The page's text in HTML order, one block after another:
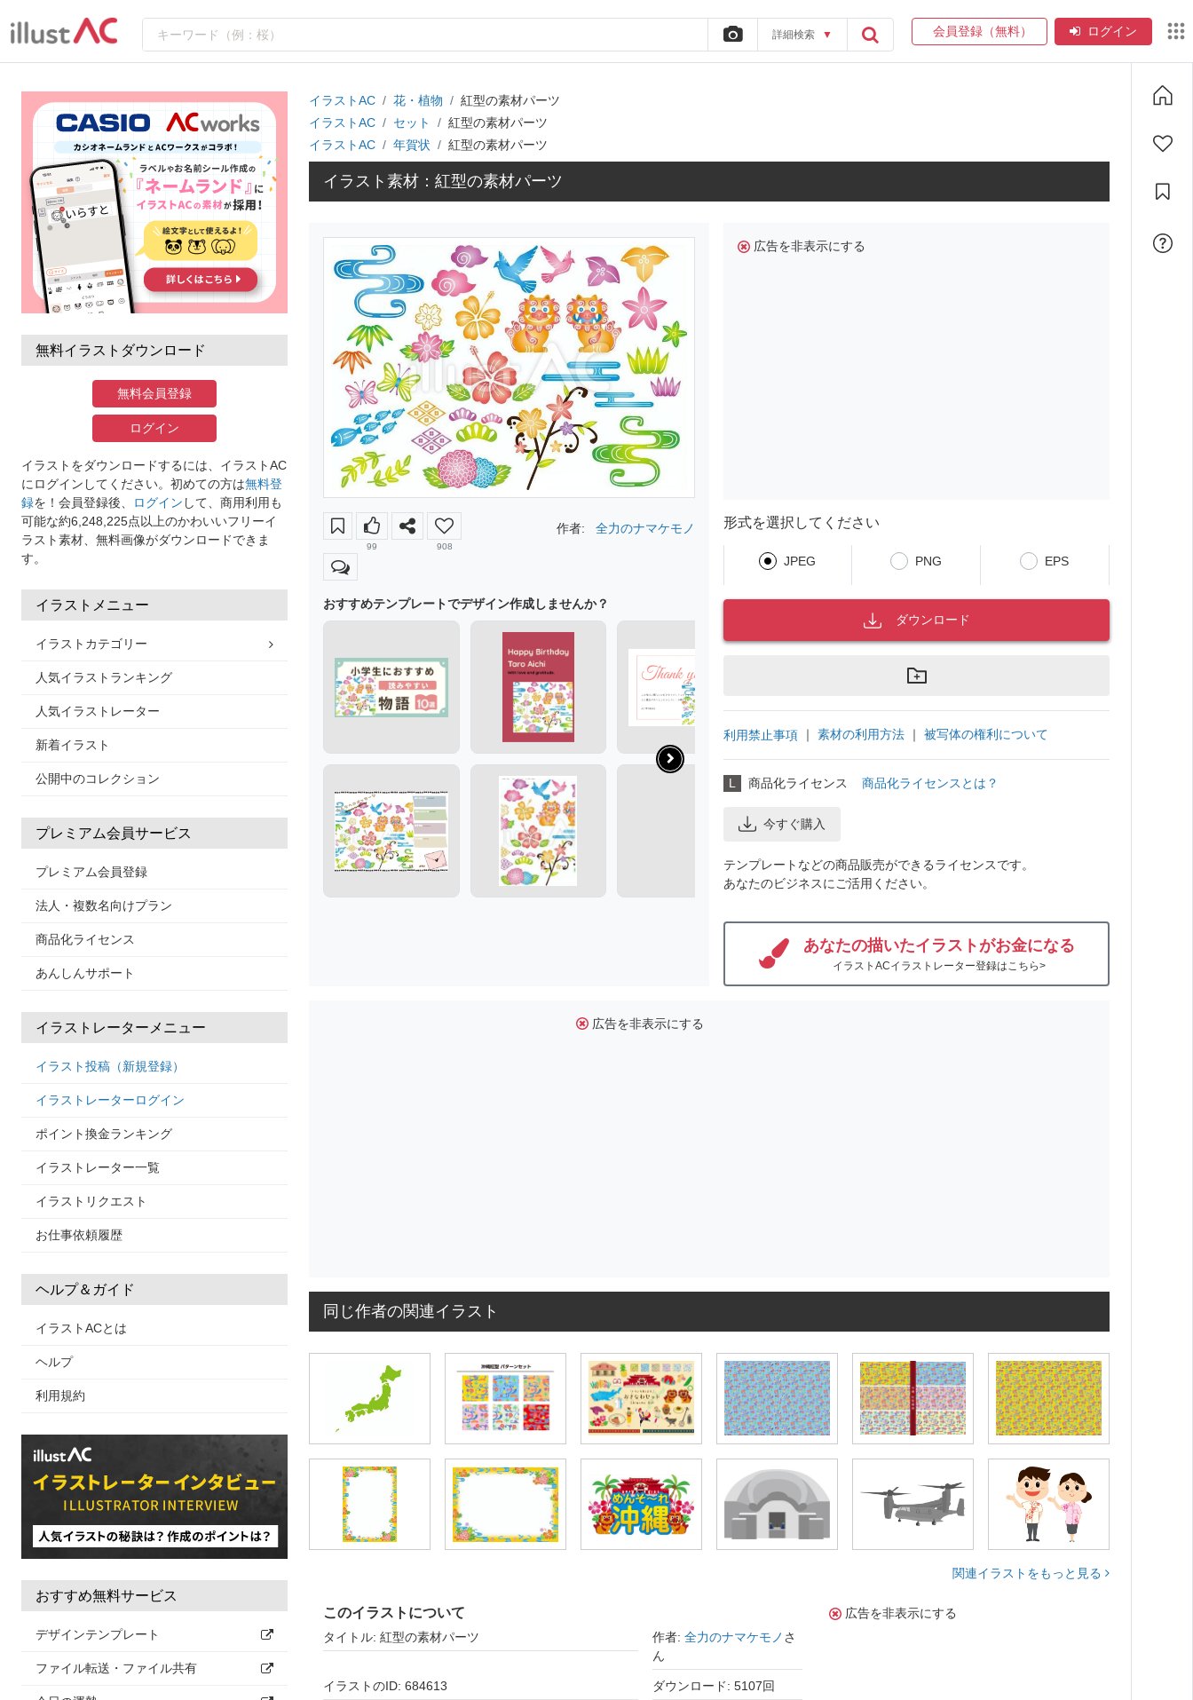
詳細検索 ▼ 会員登録（無料） ログイン
無料イラストダウンロード
無料会員登録
ログイン
イラストをダウンロードするには、イラストAC
にログインしてください。初めての方は無料登
録を！会員登録後、 ログイン して、商用利用も
可能な約6,248,225点以上のかわいいフリーイ
ラスト素材、無料画像がダウンロードできま
す。
イラストメニュー
イラストカテゴリー
人気イラストランキング
人気イラストレーター
新着イラスト
公開中のコレクション
プレミアム会員サービス
プレミアム会員登録
法人・複数名向けプラン
商品化ライセンス
あんしんサポート
イラストレーターメニュー
イラスト投稿（新規登録）
イラストレーターログイン
ポイント換金ランキング
イラストレーター一覧
イラストリクエスト
お仕事依頼履歴
ヘルプ＆ガイド
イラストACとは
ヘルプ
利用規約
おすすめ無料サービス
デザインテンプレート
ファイル転送・ファイル共有
イラストAC 花・植物
紅型の素材パーツ
イラストAC
セット
紅型の素材パーツ
イラストAC
年賀状 紅型の素材パーツ
イラスト素材：紅型の素材パーツ
99 908
作者: 全力のナマケモノ
おすすめテンプレートでデザイン作成しませんか？
広告を非表示にする
形式を選択してください
JPEG PNG EPS
ダウンロード
利用禁止事項 ｜ 素材の利用方法 ｜ 被写体の権利について
L 商品化ライセンス 商品化ライセンスとは？
今すぐ購入
テンプレートなどの商品販売ができるライセンスです。
あなたのビジネスにご活用ください。
あなたの描いたイラストがお金になる
イラストACイラストレーター登録はこちら>
広告を非表示にする
同じ作者の関連イラスト
関連イラストをもっと見る
このイラストについて
タイトル: 紅型の素材パーツ 作者: 全力のナマケモノ さ
ん
イラストのID: 684613 ダウンロード: 5107回
広告を非表示にする